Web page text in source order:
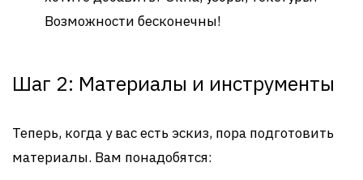
Возможности бесконечны!
Шаг 2: Материалы и инструменты
Теперь, когда у вас есть эскиз, пора подготовить
материалы. Вам понадобятся: